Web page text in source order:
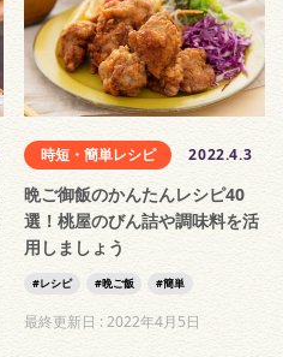
時短・簡単レシピ 2022.4.3
晩ご御飯のかんたんレシピ40
選！桃屋のびん詰や調味料を活
用しましょう
レシピ 晩ご飯 簡単
最終更新日 :2022年4月5日